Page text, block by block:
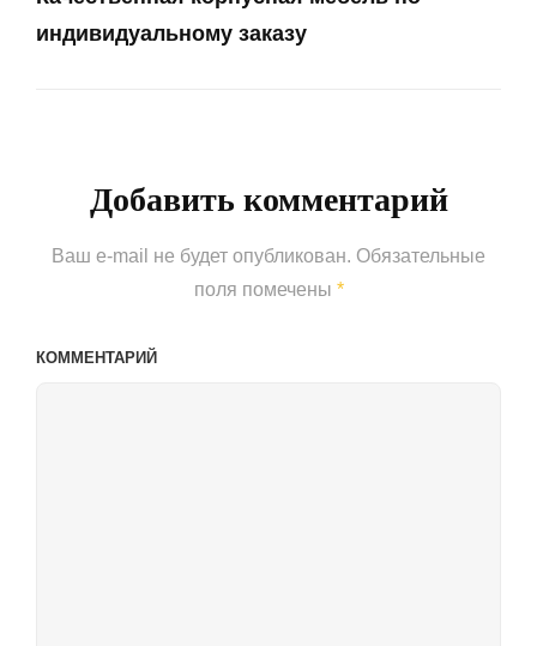
индивидуальному заказу
Добавить комментарий
Ваш e-mail не будет опубликован. Обязательные
поля помечены *
КОММЕНТАРИЙ